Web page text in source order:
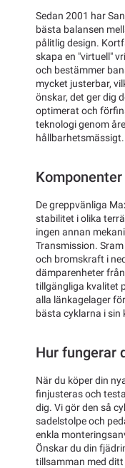
Sedan 2001 har
bästa balansen
pålitlig design.
skapa en "virtuell"
och bestämmer
mycket justerbar,
önskar, det ger dig
optimerat och
teknologi genom
hållbarhetsmässigt.
De greppvänliga
stabilitet i olika
ingen annan
Transmission.
och bromskraft i
dämparenheter
tillgängliga kvalitet
alla länkagelager
bästa cyklarna i sin
Hur fungerar
När du köper din
finjusteras och
dig. Vi gör den så
sadelstolpe och
enkla
Önskar du din
tillsamman med ditt